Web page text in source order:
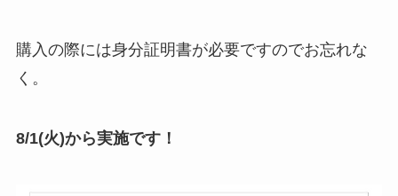
購入の際には身分証明書が必要ですのでお忘れな
く。
8/1(火)から実施です！